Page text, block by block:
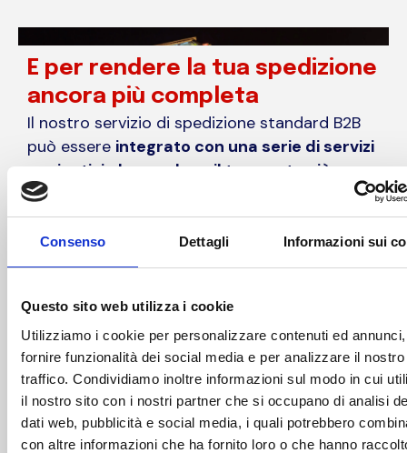
Consenso Dettagli Informazioni sui
Questo sito web utilizza i cookie
Utilizziamo i cookie per personalizzare contenuti ed
fornire funzionalità dei social media e per analizzare il nostro
traffico. Condividiamo inoltre informazioni sul modo in cui
il nostro sito con i nostri partner che si occupano di analisi
dati web, pubblicità e social media, i quali potrebbero
con altre informazioni che ha fornito loro o che hanno
E per rendere la tua spedizione
ancora più completa
Il nostro servizio di spedizione standard B2B
può essere integrato con una serie di servizi
aggiuntivi che rendono il trasporto più
semplice, sicuro e su misura.
Sponda idraulica
per carichi e scarichi in
materiali pericolosi
Assicurazioni su misura: standard,
supplementare, a valore intero all risk o CMR
puoi scegliere la copertura assicurativa più
adatta tra standard, supplementare o all risk
a valore intero.